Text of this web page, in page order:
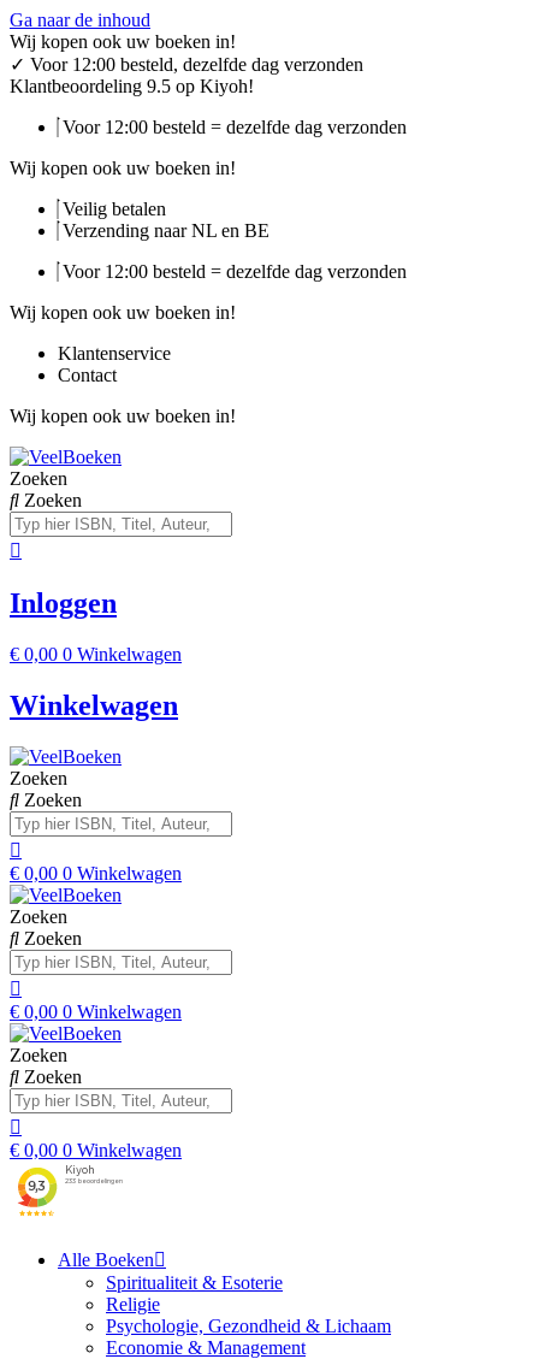
Ga naar de inhoud
Wij kopen ook uw boeken in!
✓ Voor 12:00 besteld, dezelfde dag verzonden
Klantbeoordeling 9.5 op Kiyoh!
Voor 12:00 besteld = dezelfde dag verzonden
Wij kopen ook uw boeken in!
Veilig betalen
Verzending naar NL en BE
Voor 12:00 besteld = dezelfde dag verzonden
Wij kopen ook uw boeken in!
Klantenservice
Contact
Wij kopen ook uw boeken in!
Zoeken
Zoeken
Inloggen
€ 0,00 0 Winkelwagen
Winkelwagen
Zoeken
Zoeken
€ 0,00 0 Winkelwagen
Zoeken
Zoeken
€ 0,00 0 Winkelwagen
Zoeken
Zoeken
€ 0,00 0 Winkelwagen
Alle Boeken
Spiritualiteit & Esoterie
Religie
Psychologie, Gezondheid & Lichaam
Economie & Management